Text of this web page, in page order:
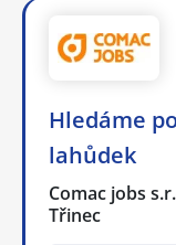
Hledáme
lahůdek
Comac jobs
Třinec